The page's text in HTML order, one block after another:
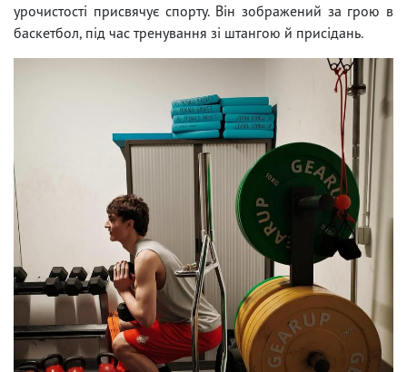
урочистості присвячує спорту. Він зображений за грою в
баскетбол, під час тренування зі штангою й присідань.